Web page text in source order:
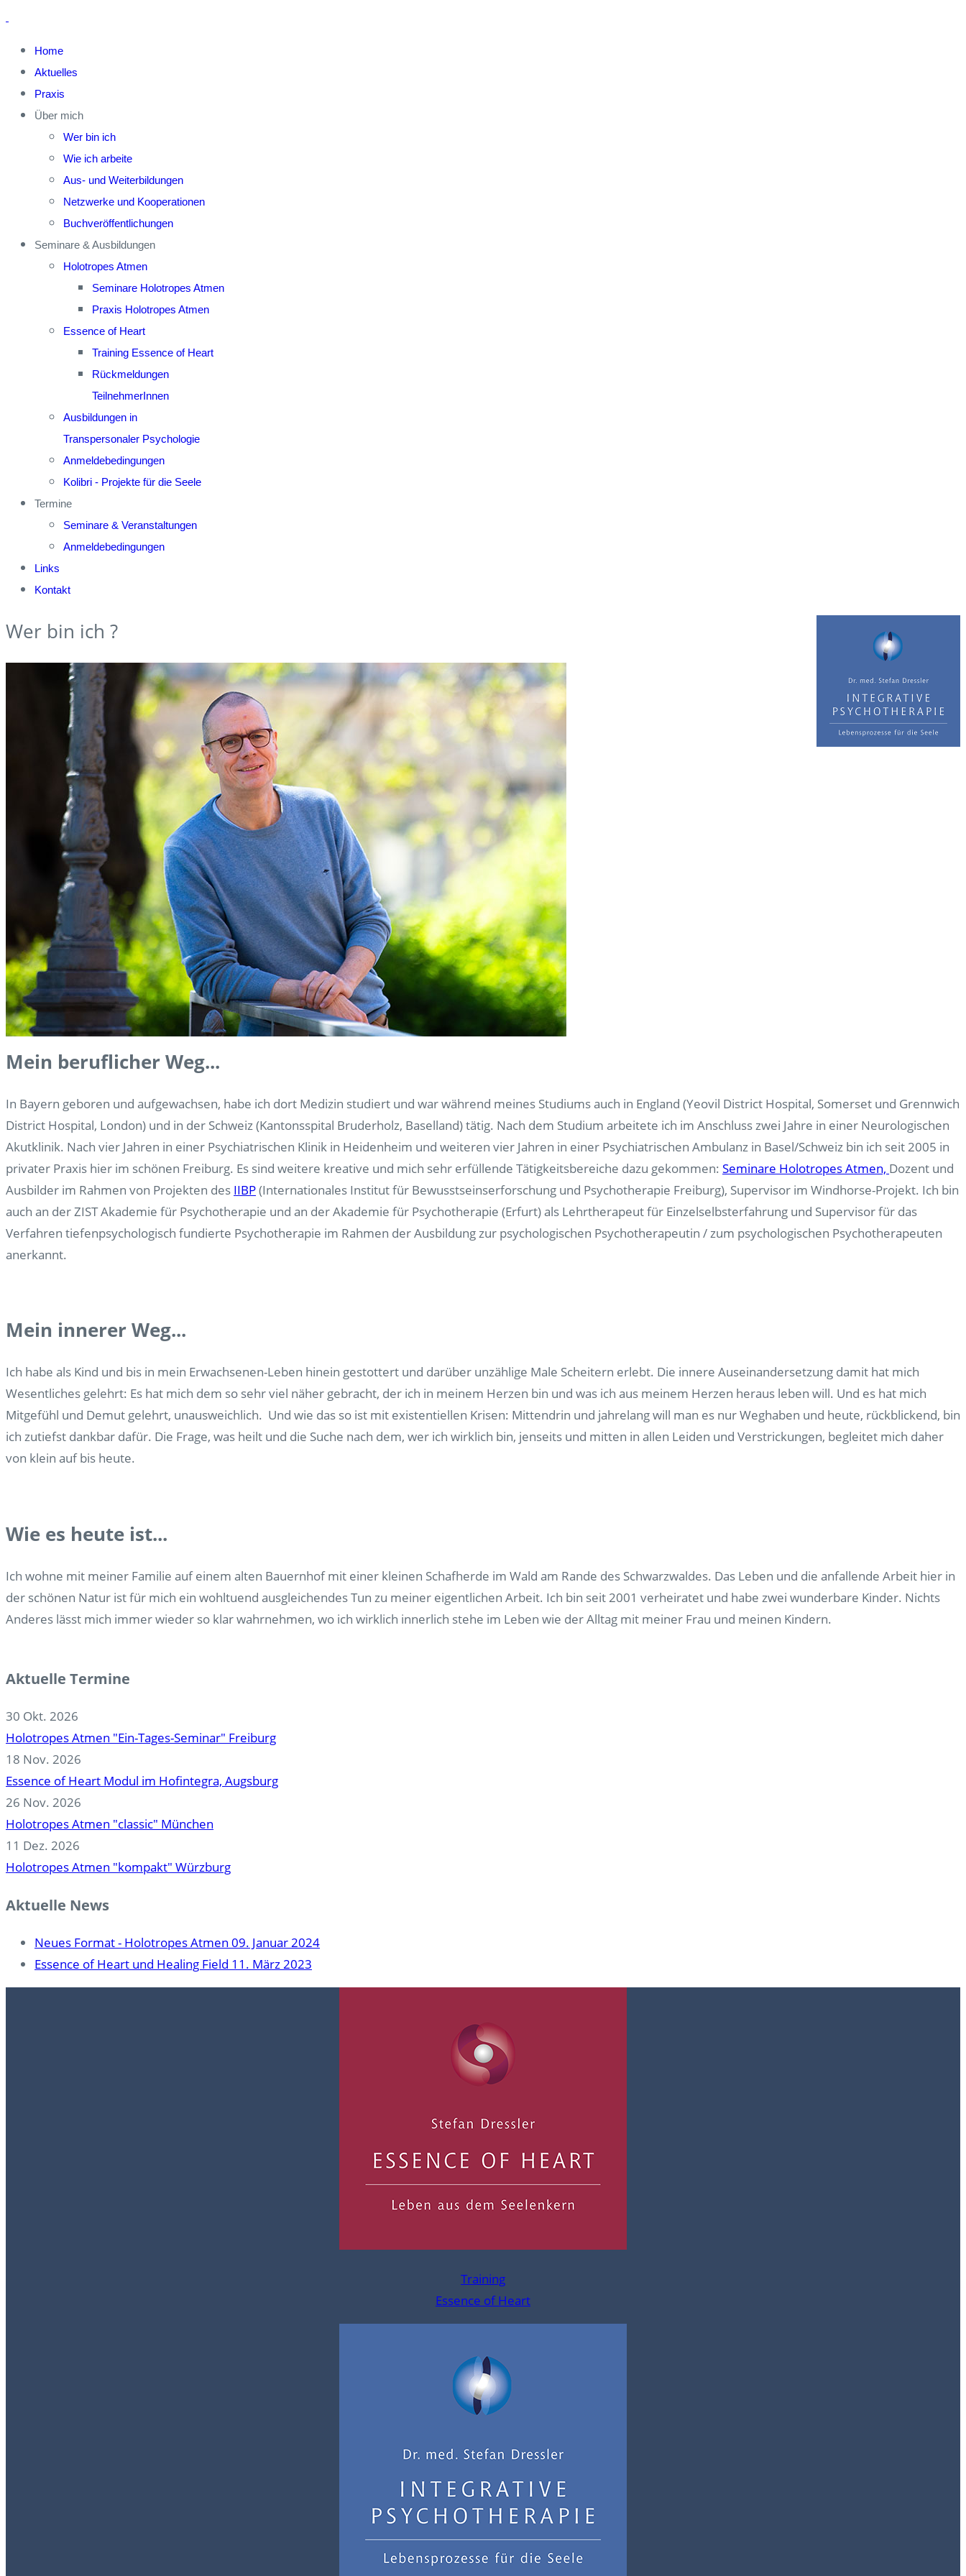
Home
Aktuelles
Praxis
Über mich
Wer bin ich
Wie ich arbeite
Aus- und Weiterbildungen
Netzwerke und Kooperationen
Buchveröffentlichungen
Seminare & Ausbildungen
Holotropes Atmen
Seminare Holotropes Atmen
Praxis Holotropes Atmen
Essence of Heart
Training Essence of Heart
Rückmeldungen
TeilnehmerInnen
Ausbildungen in
Transpersonaler Psychologie
Anmeldebedingungen
Kolibri - Projekte für die Seele
Termine
Seminare & Veranstaltungen
Anmeldebedingungen
Links
Kontakt
Wer bin ich ?
Mein beruflicher Weg...
In Bayern geboren und aufgewachsen, habe ich dort Medizin studiert und war während meines Studiums auch in England (Yeovil District Hospital, Somerset und Grennwich
District Hospital, London) und in der Schweiz (Kantonsspital Bruderholz, Baselland) tätig. Nach dem Studium arbeitete ich im Anschluss zwei Jahre in einer Neurologischen
Akutklinik. Nach vier Jahren in einer Psychiatrischen Klinik in Heidenheim und weiteren vier Jahren in einer Psychiatrischen Ambulanz in Basel/Schweiz bin ich seit 2005 in
privater Praxis hier im schönen Freiburg. Es sind weitere kreative und mich sehr erfüllende Tätigkeitsbereiche dazu gekommen: Seminare Holotropes Atmen, Dozent und
Ausbilder im Rahmen von Projekten des IIBP(Internationales Institut für Bewusstseinserforschung und Psychotherapie Freiburg), Supervisor im Windhorse-Projekt. Ich bin
auch an der ZIST Akademie für Psychotherapie und an der Akademie für Psychotherapie (Erfurt) als Lehrtherapeut für Einzelselbsterfahrung und Supervisor für das
Verfahren tiefenpsychologisch fundierte Psychotherapie im Rahmen der Ausbildung zur psychologischen Psychotherapeutin / zum psychologischen Psychotherapeuten
anerkannt.
Mein innerer Weg...
Ich habe als Kind und bis in mein Erwachsenen-Leben hinein gestottert und darüber unzählige Male Scheitern erlebt. Die innere Auseinandersetzung damit hat mich
Wesentliches gelehrt: Es hat mich dem so sehr viel näher gebracht, der ich in meinem Herzen bin und was ich aus meinem Herzen heraus leben will. Und es hat mich
Mitgefühl und Demut gelehrt, unausweichlich. Und wie das so ist mit existentiellen Krisen: Mittendrin und jahrelang will man es nur Weghaben und heute, rückblickend, bin
ich zutiefst dankbar dafür. Die Frage, was heilt und die Suche nach dem, wer ich wirklich bin, jenseits und mitten in allen Leiden und Verstrickungen, begleitet mich daher
von klein auf bis heute.
Wie es heute ist...
Ich wohne mit meiner Familie auf einem alten Bauernhof mit einer kleinen Schafherde im Wald am Rande des Schwarzwaldes. Das Leben und die anfallende Arbeit hier in
der schönen Natur ist für mich ein wohltuend ausgleichendes Tun zu meiner eigentlichen Arbeit. Ich bin seit 2001 verheiratet und habe zwei wunderbare Kinder. Nichts
Anderes lässt mich immer wieder so klar wahrnehmen, wo ich wirklich innerlich stehe im Leben wie der Alltag mit meiner Frau und meinen Kindern.
Aktuelle Termine
30 Okt. 2026
Holotropes Atmen "Ein-Tages-Seminar" Freiburg
18 Nov. 2026
Essence of Heart Modul im Hofintegra, Augsburg
26 Nov. 2026
Holotropes Atmen "classic" München
11 Dez. 2026
Holotropes Atmen "kompakt" Würzburg
Aktuelle News
Neues Format - Holotropes Atmen 09. Januar 2024
Essence of Heart und Healing Field 11. März 2023
Training
Essence of Heart